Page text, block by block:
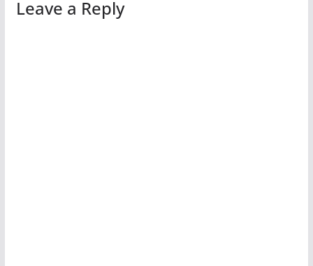
Leave a Reply